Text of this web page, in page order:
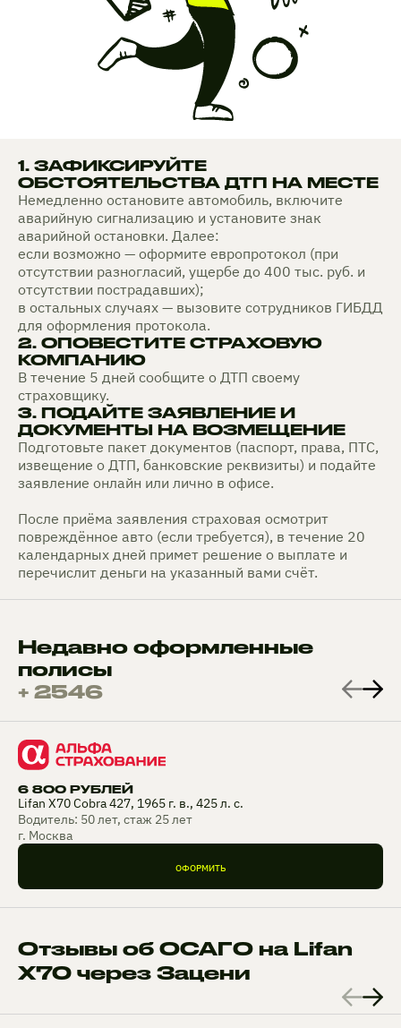
1. ЗАФИКСИРУЙТЕ
ОБСТОЯТЕЛЬСТВА ДТП НА МЕСТЕ
Немедленно остановите автомобиль, включите
аварийную сигнализацию и установите знак
аварийной остановки. Далее:
если возможно — оформите европротокол (при
отсутствии разногласий, ущербе до 400 тыс. руб. и
отсутствии пострадавших);
в остальных случаях — вызовите сотрудников ГИБДД
для оформления протокола.
2. ОПОВЕСТИТЕ СТРАХОВУЮ
КОМПАНИЮ
В течение 5 дней сообщите о ДТП своему
страховщику.
3. ПОДАЙТЕ ЗАЯВЛЕНИЕ И
ДОКУМЕНТЫ НА ВОЗМЕЩЕНИЕ
Подготовьте пакет документов (паспорт, права, ПТС,
извещение о ДТП, банковские реквизиты) и подайте
заявление онлайн или лично в офисе.
После приёма заявления страховая осмотрит
повреждённое авто (если требуется), в течение 20
календарных дней примет решение о выплате и
перечислит деньги на указанный вами счёт.
Недавно оформленные
полисы
+ 2546
6 800 РУБЛЕЙ
Lifan X70 Cobra 427, 1965 г. в., 425 л. с.
Водитель: 50 лет, стаж 25 лет
г. Москва
ОФОРМИТЬ
Отзывы об ОСАГО на Lifan
X70 через Зацени